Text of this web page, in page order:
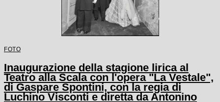
FOTO
Inaugurazione della stagione lirica al
Teatro alla Scala con l'opera "La Vestale",
di Gaspare Spontini, con la regia di
Luchino Visconti e diretta da Antonino